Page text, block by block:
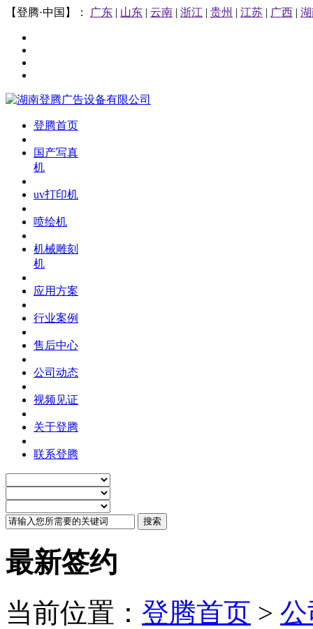
【登腾·中国】： 广东 | 山东 | 云南 | 浙江 | 贵州 | 江苏 | 广西 |
登腾首页
国产写真
机
uv打印机
喷绘机
机械雕刻
机
应用方案
行业案例
售后中心
公司动态
视频见证
关于登腾
联系登腾
最新签约
当前位置： 登腾首页 >